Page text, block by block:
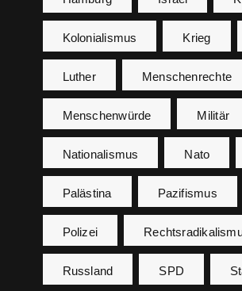
Kolonialismus Krieg
Luther Menschenrechte
Menschenwürde Militär
Nationalismus Nato
Palästina Pazifismus
Polizei
Russland SPD